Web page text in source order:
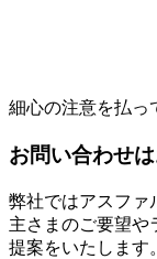
細心の注意を払っ
お問い合わせ
弊社ではアスファ
主さまのご要望や
提案をいたします。